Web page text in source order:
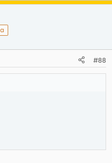
#88